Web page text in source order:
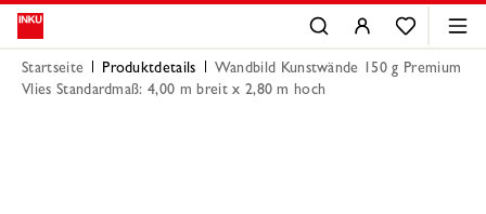
Startseite Produktdetails
Wandbild Kunstwände 150 g Premium
Vlies Standardmaß: 4,00 m breit x 2,80 m hoch